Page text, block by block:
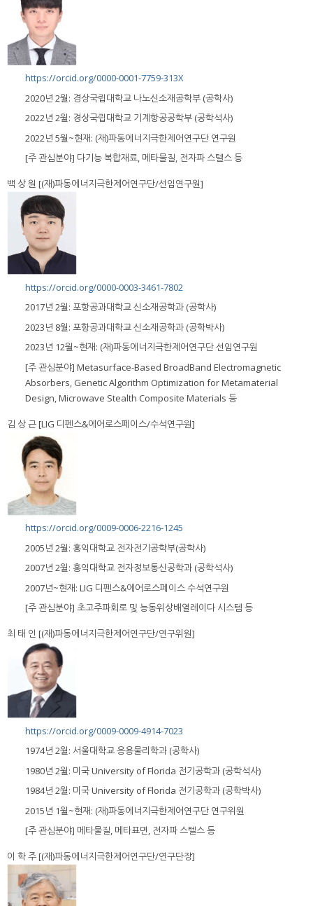
https://orcid.org/0000-0001-7759-313X
2020년 2월: 경상국립대학교 나노신소재공학부 (공학사)
2022년 2월: 경상국립대학교 기계항공공학부 (공학석사)
2022년 5월~현재: (재)파동에너지극한제어연구단 연구원
[주 관심분야] 다기능 복합재료, 메타물질, 전자파 스텔스 등
백 상 원 [(재)파동에너지극한제어연구단/선임연구원]
https://orcid.org/0000-0003-3461-7802
2017년 2월: 포항공과대학교 신소재공학과 (공학사)
2023년 8월: 포항공과대학교 신소재공학과 (공학박사)
2023년 12월~현재: (재)파동에너지극한제어연구단 선임연구원
[주 관심분야] Metasurface-Based BroadBand Electromagnetic
Absorbers, Genetic Algorithm Optimization for Metamaterial
Design, Microwave Stealth Composite Materials 등
김 상 근 [LIG 디펜스&에어로스페이스/수석연구원]
https://orcid.org/0009-0006-2216-1245
2005년 2월: 홍익대학교 전자전기공학부(공학사)
2007년 2월: 홍익대학교 전자정보통신공학과 (공학석사)
2007년~현재: LIG 디펜스&에어로스페이스 수석연구원
[주 관심분야] 초고주파회로 및 능동위상배열레이다 시스템 등
최 태 인 [(재)파동에너지극한제어연구단/연구위원]
https://orcid.org/0009-0009-4914-7023
1974년 2월: 서울대학교 응용물리학과 (공학사)
1980년 2월: 미국 University of Florida 전기공학과 (공학석사)
1984년 2월: 미국 University of Florida 전기공학과 (공학박사)
2015년 1월~현재: (재)파동에너지극한제어연구단 연구위원
[주 관심분야] 메타물질, 메타표면, 전자파 스텔스 등
이 학 주 [(재)파동에너지극한제어연구단/연구단장]